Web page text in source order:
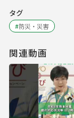
タグ
#防災・災害
関連動画